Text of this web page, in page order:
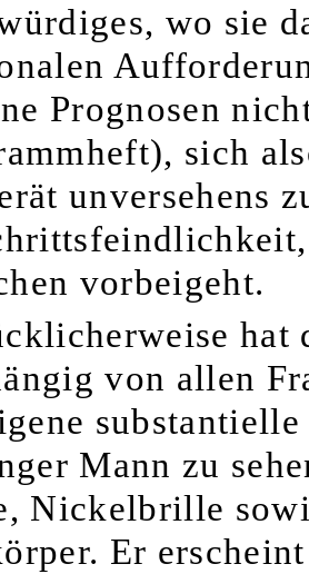
wo sie
Prognosen
sich
unversehens
vorbeigeht.
hat
von allen
Mann zu
Nickelbrille
Er